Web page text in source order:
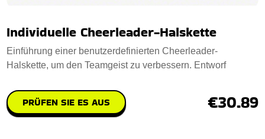
Individuelle Cheerleader-Halskette
Einführung einer benutzerdefinierten Cheerleader-
Halskette, um den Teamgeist zu verbessern. Entworf
PRÜFEN SIE ES AUS €30.89